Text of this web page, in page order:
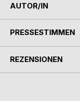
AUTOR/IN
PRESSESTIMMEN
REZENSIONEN